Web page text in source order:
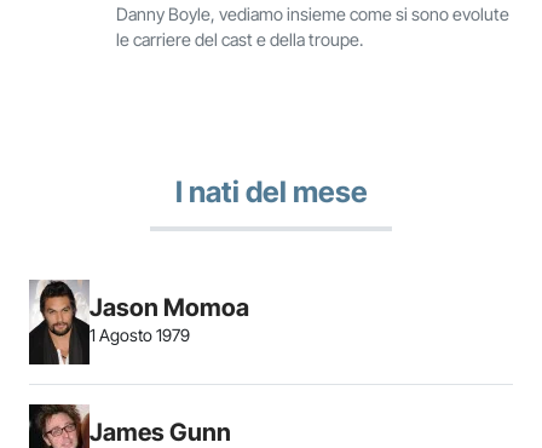
Danny Boyle, vediamo insieme come si sono evolute
le carriere del cast e della troupe.
I nati del mese
Jason Momoa
1 Agosto 1979
James Gunn